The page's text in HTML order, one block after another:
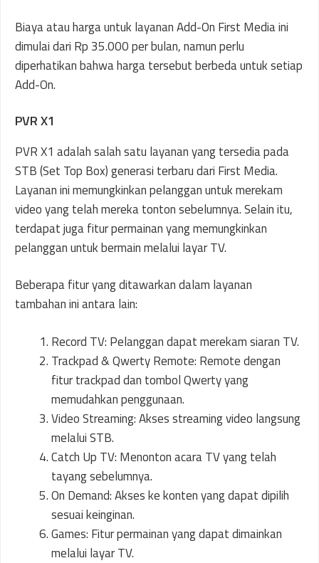
Biaya atau harga untuk layanan Add-On First Media ini
dimulai dari Rp 35.000 per bulan, namun perlu
diperhatikan bahwa harga tersebut berbeda untuk setiap
Add-On.
PVR X1
PVR X1 adalah salah satu layanan yang tersedia pada
STB (Set Top Box) generasi terbaru dari First Media.
Layanan ini memungkinkan pelanggan untuk merekam
video yang telah mereka tonton sebelumnya. Selain itu,
terdapat juga fitur permainan yang memungkinkan
pelanggan untuk bermain melalui layar TV.
Beberapa fitur yang ditawarkan dalam layanan
tambahan ini antara lain:
Record TV: Pelanggan dapat merekam siaran TV.
Trackpad & Qwerty Remote: Remote dengan
fitur trackpad dan tombol Qwerty yang
memudahkan penggunaan.
Video Streaming: Akses streaming video langsung
melalui STB.
Catch Up TV: Menonton acara TV yang telah
tayang sebelumnya.
On Demand: Akses ke konten yang dapat dipilih
sesuai keinginan.
Games: Fitur permainan yang dapat dimainkan
melalui layar TV.